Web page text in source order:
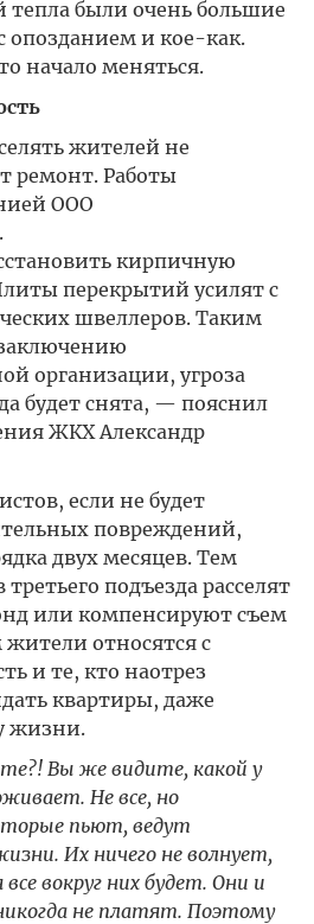
тепла были очень большие
опозданием и кое-как.
начало меняться.
жителей не
ремонт. Работы
ООО
кирпичную
перекрытий усилят с
швеллеров. Таким
организации, угроза
будет снята, — пояснил
ЖКХ Александр
если не будет
повреждений,
двух месяцев. Тем
подъезда расселят
или компенсируют съем
относятся с
и те, кто наотрез
квартиры, даже
жизни.
Вы же видите, какой у
Не все, но
пьют, ведут
Их ничего не волнует,
вокруг них будет. Они и
не платят. Поэтому